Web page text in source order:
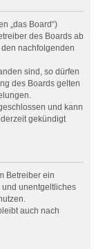
„das Board“)
des Boards ab
nachfolgenden
sind, so dürfen
des Boards gelten
und kann
gekündigt
Betreiber ein
unentgeltliches
auch nach